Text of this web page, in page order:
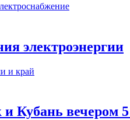
электроэнергии
Кубань вечером 5